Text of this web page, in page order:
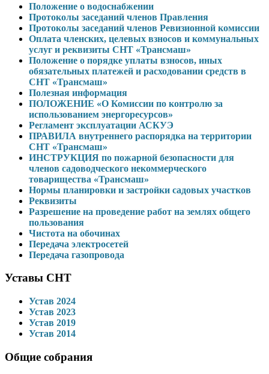
Положение о водоснабжении
Протоколы заседаний членов Правления
Протоколы заседаний членов Ревизионной комиссии
Оплата членских, целевых взносов и коммунальных
услуг и реквизиты СНТ «Трансмаш»
Положение о порядке уплаты взносов, иных
обязательных платежей и расходовании средств в
СНТ «Трансмаш»
Полезная информация
ПОЛОЖЕНИЕ «О Комиссии по контролю за
использованием энергоресурсов»
Регламент эксплуатации АСКУЭ
ПРАВИЛА внутреннего распорядка на территории
СНТ «Трансмаш»
ИНСТРУКЦИЯ по пожарной безопасности для
членов садоводческого некоммерческого
товарищества «Трансмаш»
Нормы планировки и застройки садовых участков
Реквизиты
Разрешение на проведение работ на землях общего
пользования
Чистота на обочинах
Передача электросетей
Передача газопровода
Уставы СНТ
Устав 2024
Устав 2023
Устав 2019
Устав 2014
Общие собрания